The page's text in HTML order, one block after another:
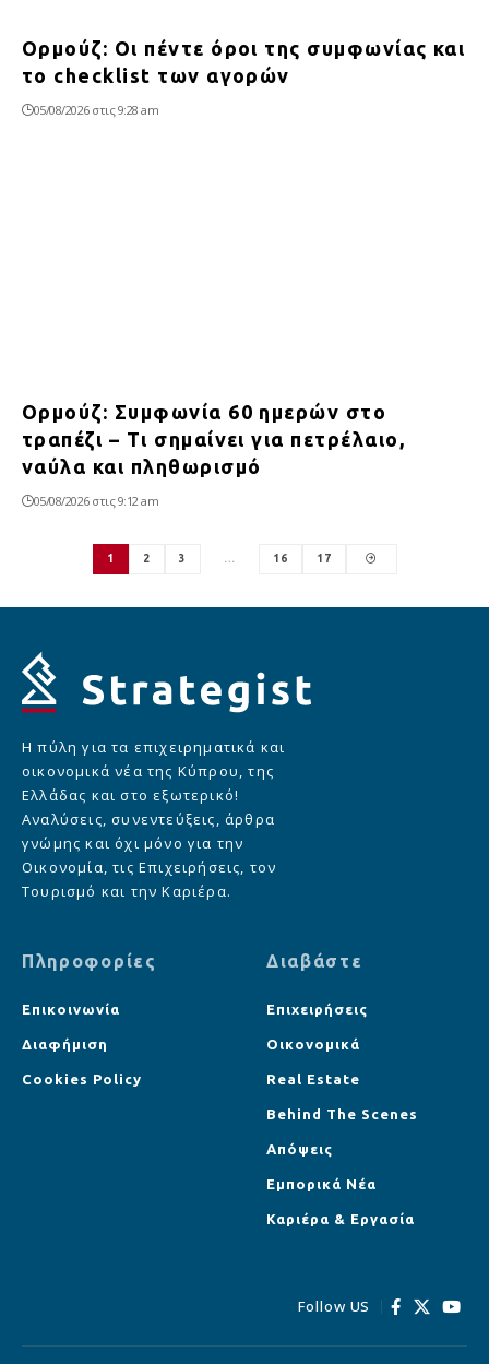
Ορμούζ: Οι πέντε όροι της συμφωνίας και
το checklist των αγορών
05/08/2026 στις 9:28 am
Ορμούζ: Συμφωνία 60 ημερών στο
τραπέζι – Τι σημαίνει για πετρέλαιο,
ναύλα και πληθωρισμό
05/08/2026 στις 9:12 am
1 2 3 … 16 17
Η πύλη για τα επιχειρηματικά και
οικονομικά νέα της Κύπρου, της
Ελλάδας και στο εξωτερικό!
Αναλύσεις, συνεντεύξεις, άρθρα
γνώμης και όχι μόνο για την
Οικονομία, τις Επιχειρήσεις, τον
Τουρισμό και την Καριέρα.
Πληροφορίες
Επικοινωνία
Διαφήμιση
Cookies Policy
Διαβάστε
Επιχειρήσεις
Οικονομικά
Real Estate
Behind The Scenes
Απόψεις
Εμπορικά Νέα
Καριέρα & Εργασία
Follow US